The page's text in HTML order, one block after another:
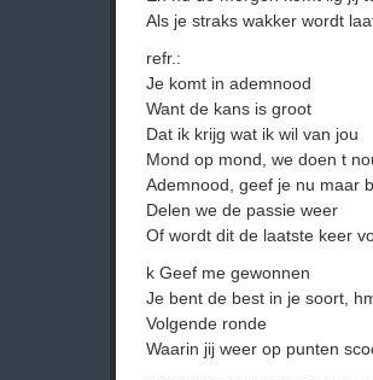
Als je straks wakker wordt
refr.:
Je komt in ademnood
Want de kans is groot
Dat ik krijg wat ik wil van jou
Mond op mond, we doen t
Ademnood, geef je nu maar
Delen we de passie weer
Of wordt dit de laatste keer
k Geef me gewonnen
Je bent de best in je soort,
Volgende ronde
Waarin jij weer op punten